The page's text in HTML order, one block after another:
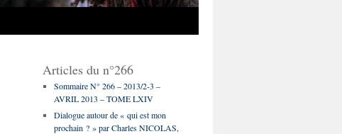
Articles du n°266
Sommaire N° 266 – 2013/2-3 –
AVRIL 2013 – TOME LXIV
Dialogue autour de « qui est mon
prochain ? » par Charles NICOLAS,